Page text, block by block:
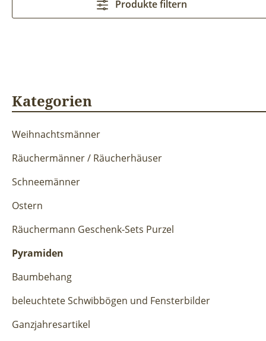
Produkte filtern
Kategorien
Weihnachtsmänner
Räuchermänner / Räucherhäuser
Schneemänner
Ostern
Räuchermann Geschenk-Sets Purzel
Pyramiden
Baumbehang
beleuchtete Schwibbögen und Fensterbilder
Ganzjahresartikel